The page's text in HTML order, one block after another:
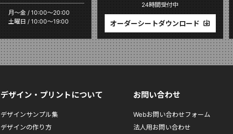
月〜金 / 10:00～20:00
土曜日 / 10:00～19:00
24時間受付中
オーダーシートダウンロード
デザイン・プリントについて
デザインサンプル集
デザインの作り方
お問い合わせ
Webお問い合わせフォーム
法人用お問い合わせ